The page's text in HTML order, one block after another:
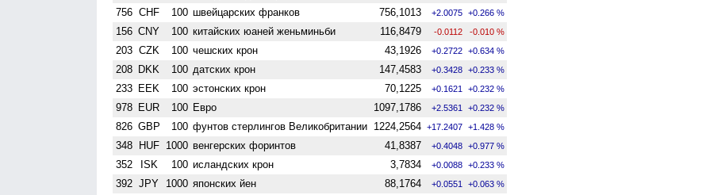
756 CHF 100 швейцарских франков 756,1013 +2.0075 +0.266 %
156 CNY 100 китайских юаней женьминьби 116,8479 -0.0112 -0.010 %
203 CZK 100 чешских крон 43,1926 +0.2722 +0.634 %
208 DKK 100 датских крон 147,4583 +0.3428 +0.233 %
233 EEK 100 эстонских крон 70,1225 +0.1621 +0.232 %
978 EUR 100 Евро 1097,1786 +2.5361 +0.232 %
826 GBP 100 фунтов стерлингов Велико­британии 1224,2564 +17.2407 +1.428 %
348 HUF 1000 венгерских форинтов 41,8387 +0.4048 +0.977 %
352 ISK 100 исландских крон 3,7834 +0.0088 +0.233 %
392 JPY 1000 японских йен 88,1764 +0.0551 +0.063 %